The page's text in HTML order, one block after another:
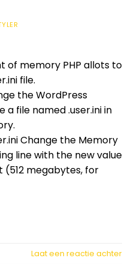
of memory PHP allots to
file.
the WordPress
a file named .user.ini in
Change the Memory
line with the new value
(512 megabytes, for
Laat een reactie achter